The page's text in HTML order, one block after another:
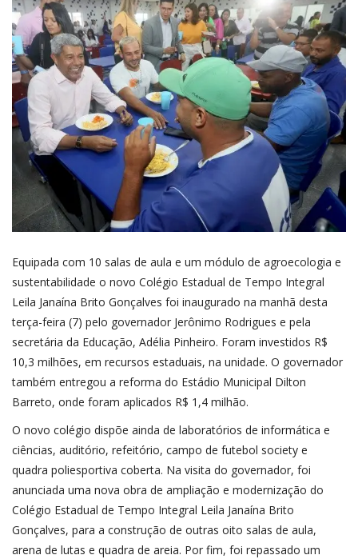
Equipada com 10 salas de aula e um módulo de agroecologia e
sustentabilidade o novo Colégio Estadual de Tempo Integral
Leila Janaína Brito Gonçalves foi inaugurado na manhã desta
terça-feira (7) pelo governador Jerônimo Rodrigues e pela
secretária da Educação, Adélia Pinheiro. Foram investidos R$
10,3 milhões, em recursos estaduais, na unidade. O governador
também entregou a reforma do Estádio Municipal Dilton
Barreto, onde foram aplicados R$ 1,4 milhão.
O novo colégio dispõe ainda de laboratórios de informática e
ciências, auditório, refeitório, campo de futebol society e
quadra poliesportiva coberta. Na visita do governador, foi
anunciada uma nova obra de ampliação e modernização do
Colégio Estadual de Tempo Integral Leila Janaína Brito
Gonçalves, para a construção de outras oito salas de aula,
arena de lutas e quadra de areia. Por fim, foi repassado um